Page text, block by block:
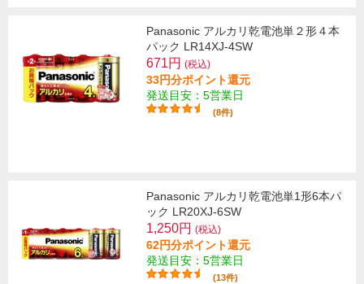
Panasonic アルカリ乾電池単２形４本
パック LR14XJ-4SW
671円 (税込)
33円分ポイント還元
発送目安：5営業日
(8件)
Panasonic アルカリ乾電池単1形6本パ
ック LR20XJ-6SW
1,250円 (税込)
62円分ポイント還元
発送目安：5営業日
(13件)